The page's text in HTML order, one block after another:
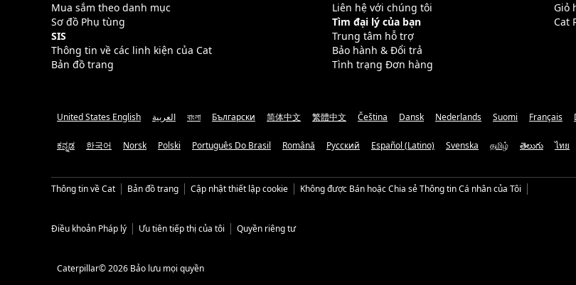
Mua sắm theo danh mục
Sơ đồ Phụ tùng
SIS
Thông tin về các linh kiện của Cat
Bản đồ trang
Liên hệ với chúng tôi
Tìm đại lý của bạn
Trung tâm hỗ trợ
Bảo hành & Đổi trả
Tình trạng Đơn hàng
Giỏ
Cat
United States English العربية বাংলা Български 简体中文 繁體中文 Čeština Dansk Nederlands Suomi Français
ಕನ್ನಡ 한국어 Norsk Polski Português Do Brasil Română Русский Español (Latino) Svenska தமிழ் తెలుగు ไทย
Thông tin về Cat Bản đồ trang Cập nhật thiết lập cookie Không được Bán hoặc Chia sẻ Thông tin Cá nhân của Tôi
Điều khoản Pháp lý Ưu tiên tiếp thị của tôi Quyền riêng tư
Caterpillar© 2026 Bảo lưu mọi quyền